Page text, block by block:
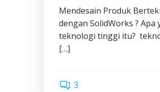
Mendesain Produk
dengan SolidWorks ? Apa
teknologi tinggi itu?
[…]
3